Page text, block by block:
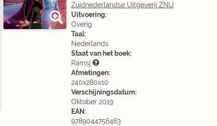
Zuidnederlandse Uitgeverij ZNU
Uitvoering:
Overig
Taal:
Nederlands
Staat van het boek:
Ramsj
Afmetingen:
240x280x10
Verschijningsdatum:
Oktober 2019
EAN:
9789044756463